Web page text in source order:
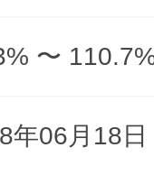
〜
年06月18日